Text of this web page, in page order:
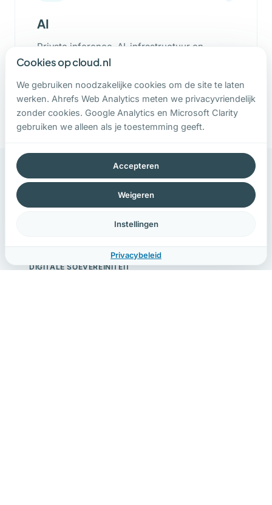
AI
Private inference, AI-infrastructuur en
verantwoorde inzet van AI
5 artikelen
RecenteArtikelen
DIGITALE SOEVEREINITEIT
Cookies op cloud.nl
We gebruiken noodzakelijke cookies om de site te laten
werken. Ahrefs Web Analytics meten we privacyvriendelijk
zonder cookies. Google Analytics en Microsoft Clarity
gebruiken we alleen als je toestemming geeft.
Accepteren
Weigeren
Instellingen
Privacybeleid